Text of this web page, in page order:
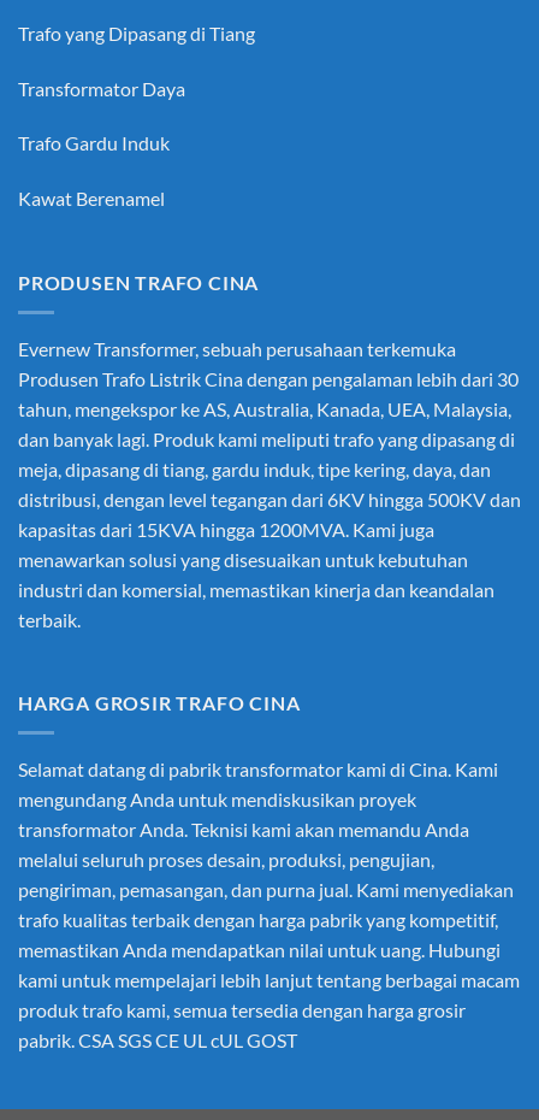
Trafo yang Dipasang di Tiang
Transformator Daya
Trafo Gardu Induk
Kawat Berenamel
PRODUSEN TRAFO CINA
Evernew Transformer, sebuah perusahaan terkemuka
Produsen Trafo Listrik Cinadengan pengalaman lebih dari 30
tahun, mengekspor ke AS, Australia, Kanada, UEA, Malaysia,
dan banyak lagi. Produk kami meliputi trafo yang dipasang di
meja, dipasang di tiang, gardu induk, tipe kering, daya, dan
distribusi, dengan level tegangan dari 6KV hingga 500KV dan
kapasitas dari 15KVA hingga 1200MVA. Kami juga
menawarkan solusi yang disesuaikan untuk kebutuhan
industri dan komersial, memastikan kinerja dan keandalan
terbaik.
HARGA GROSIR TRAFO CINA
Selamat datang di pabrik transformator kami di Cina. Kami
mengundang Anda untuk mendiskusikan proyek
transformator Anda. Teknisi kami akan memandu Anda
melalui seluruh proses desain, produksi, pengujian,
pengiriman, pemasangan, dan purna jual. Kami menyediakan
trafo kualitas terbaik dengan harga pabrik yang kompetitif,
memastikan Anda mendapatkan nilai untuk uang. Hubungi
kami untuk mempelajari lebih lanjut tentang berbagai macam
produk trafo kami, semua tersedia dengan harga grosir
pabrik. CSA SGS CE UL cUL GOST